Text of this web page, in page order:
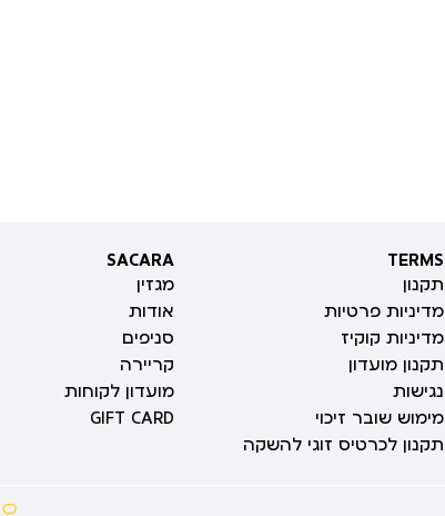
TERMS
TERMS
תקנון
מדיניות פרטיות
מדיניות קוקיז
תקנון מועדון
נגישות
מימוש שובר זיכוי
תקנון לכרטיס זוגי להשקה
SACARA
SACARA
מגזין
אודות
סניפים
קריירה
מועדון לקוחות
GIFT CARD